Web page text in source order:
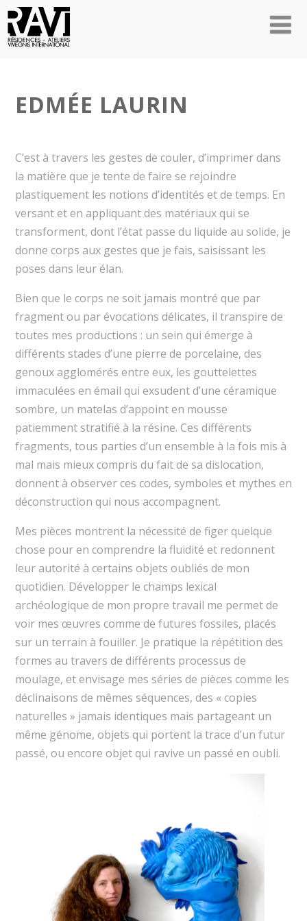
EDMÉE LAURIN
C’est à travers les gestes de couler, d’imprimer dans
la matière que je tente de faire se rejoindre
plastiquement les notions d’identités et de temps. En
versant et en appliquant des matériaux qui se
transforment, dont l’état passe du liquide au solide, je
donne corps aux gestes que je fais, saisissant les
poses dans leur élan.
Bien que le corps ne soit jamais montré que par
fragment ou par évocations délicates, il transpire de
toutes mes productions : un sein qui émerge à
différents stades d’une pierre de porcelaine, des
genoux agglomérés entre eux, les gouttelettes
immaculées en émail qui exsudent d’une céramique
sombre, un matelas d’appoint en mousse
patiemment stratifié à la résine. Ces différents
fragments, tous parties d’un ensemble à la fois mis à
mal mais mieux compris du fait de sa dislocation,
donnent à observer ces codes, symboles et mythes en
déconstruction qui nous accompagnent.
Mes pièces montrent la nécessité de figer quelque
chose pour en comprendre la fluidité et redonnent
leur autorité à certains objets oubliés de mon
quotidien. Développer le champs lexical
archéologique de mon propre travail me permet de
voir mes œuvres comme de futures fossiles, placés
sur un terrain à fouiller. Je pratique la répétition des
formes au travers de différents processus de
moulage, et envisage mes séries de pièces comme les
déclinaisons de mêmes séquences, des « copies
naturelles » jamais identiques mais partageant un
même génome, objets qui portent la trace d’un futur
passé, ou encore objet qui ravive un passé en oubli.